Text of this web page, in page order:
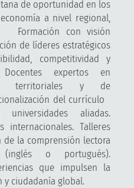
de oportunidad en los
a nivel regional,
Formación con visión
de líderes estratégicos
competitividad y
expertos en
territoriales y de
del currículo
aliadas.
internacionales. Talleres
la comprensión lectora
o portugués).
que impulsen la
ciudadanía global.